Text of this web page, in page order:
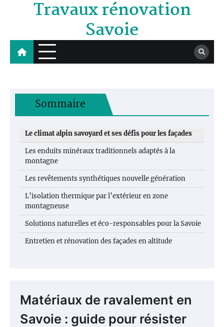
Travaux rénovation
Savoie
Matériaux de ravalement en
Savoie : guide pour résister
Sommaire
Le climat alpin savoyard et ses défis pour les façades
Les enduits minéraux traditionnels adaptés à la
montagne
Les revêtements synthétiques nouvelle génération
L’isolation thermique par l’extérieur en zone
montagneuse
Solutions naturelles et éco-responsables pour la Savoie
Entretien et rénovation des façades en altitude